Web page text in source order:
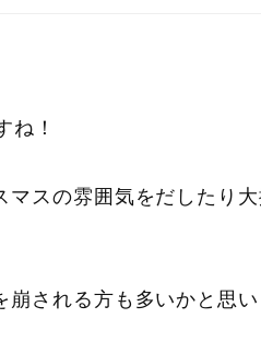
ね！
スの雰囲気をだしたり
される方も多いかと思い